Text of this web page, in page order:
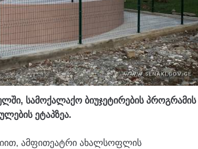
სამოქალაქო ბიუჯეტირების პროგრამის
ეტაპზეა.
ამფითეატრი ახალსოფლის